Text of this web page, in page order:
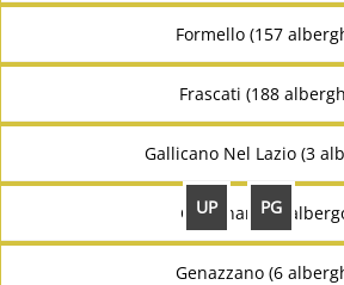
UP PG
Formello (157
Frascati (188
Gallicano Nel Lazio (3
Gavignano (1
Genazzano (6